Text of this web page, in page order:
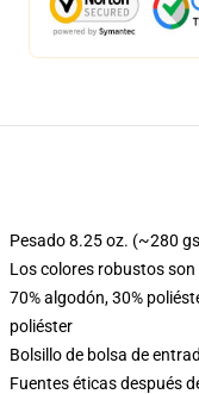
Pesado 8.25 oz. (~280
Los colores robustos son
70% algodón, 30%
poliéster
Bolsillo de bolsa de
Fuentes éticas después